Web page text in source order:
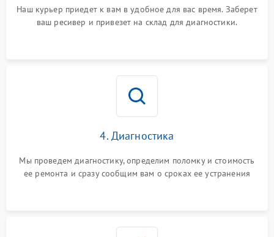
Наш курьер приедет к вам в удобное для вас время. Заберет
ваш ресивер и привезет на склад для диагностики.
4. Диагностика
Мы проведем диагностику, определим поломку и стоимость
ее ремонта и сразу сообщим вам о сроках ее устранения